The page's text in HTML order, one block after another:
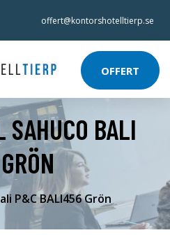
offert@kontorshotelltierp.se
OFFERT
SAHUCO BALI
P&C BALI456 Grön